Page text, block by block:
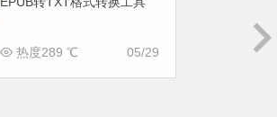
05/29
热度289 ℃